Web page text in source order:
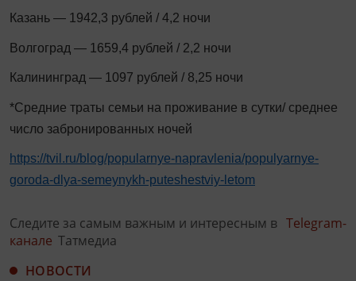
Казань — 1942,3 рублей / 4,2 ночи
Волгоград — 1659,4 рублей / 2,2 ночи
Калининград — 1097 рублей / 8,25 ночи
*Средние траты семьи на проживание в сутки/ среднее
число забронированных ночей
https://tvil.ru/blog/popularnye-napravlenia/populyarnye-
goroda-dlya-semeynykh-puteshestviy-letom
Следите за самым важным и интересным в Telegram-
канале Татмедиа
НОВОСТИ